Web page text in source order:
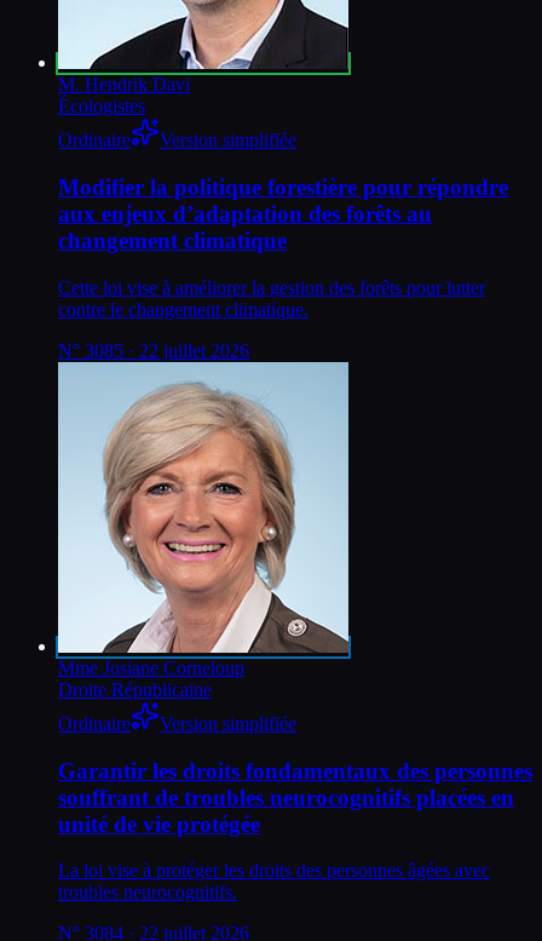
M. Hendrik Davi
Écologistes
Ordinaire
Version simplifiée
Modifier la politique forestière pour répondre
aux enjeux d’adaptation des forêts au
changement climatique
Cette loi vise à améliorer la gestion des forêts pour lutter
contre le changement climatique.
N° 3085 · 22 juillet 2026
Mme Josiane Corneloup
Droite Républicaine
Ordinaire
Version simplifiée
Garantir les droits fondamentaux des personnes
souffrant de troubles neurocognitifs placées en
unité de vie protégée
La loi vise à protéger les droits des personnes âgées avec
troubles neurocognitifs.
N° 3084 · 22 juillet 2026